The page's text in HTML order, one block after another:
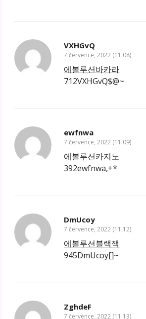
VXHGvQ
7 července, 2022 (11:08)
에볼루션바카라
712VXHGvQ$@~
ewfnwa
7 července, 2022 (11:09)
에볼루션카지노
392ewfnwa,+*
DmUcoy
7 července, 2022 (11:12)
에볼루션블랙잭
945DmUcoy[]~
ZghdeF
7 července, 2022 (11:13)